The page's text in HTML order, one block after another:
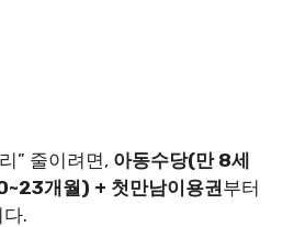
” 줄이려면, 아동수당(만 8세
개월) + 첫만남이용권부터
.